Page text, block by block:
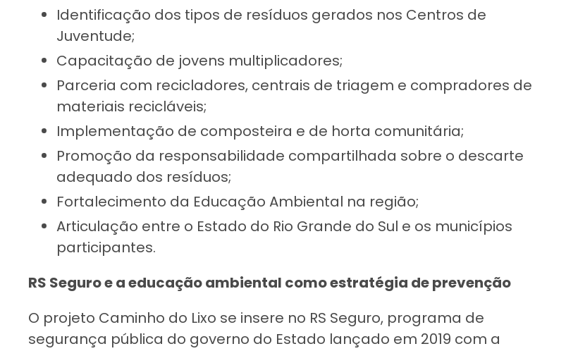
Identificação dos tipos de resíduos gerados nos Centros de
Juventude;
Capacitação de jovens multiplicadores;
Parceria com recicladores, centrais de triagem e compradores de
materiais recicláveis;
Implementação de composteira e de horta comunitária;
Promoção da responsabilidade compartilhada sobre o descarte
adequado dos resíduos;
Fortalecimento da Educação Ambiental na região;
Articulação entre o Estado do Rio Grande do Sul e os municípios
participantes.
RS Seguro e a educação ambiental como estratégia de prevenção
O projeto Caminho do Lixo se insere no RS Seguro, programa de
segurança pública do governo do Estado lançado em 2019 com a